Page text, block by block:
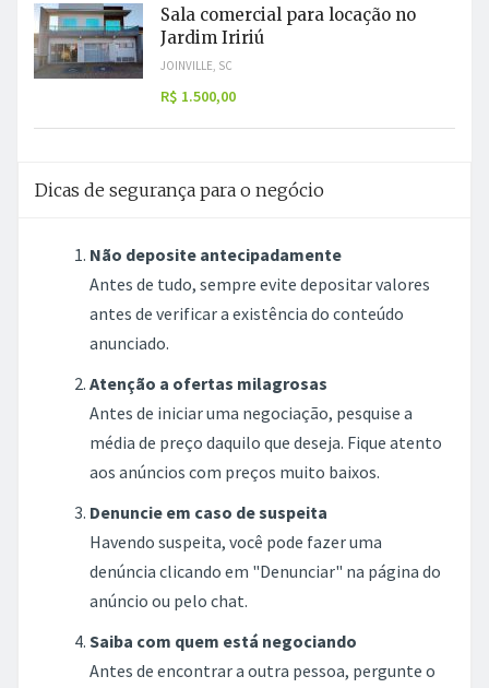
Sala comercial para locação no
Jardim Iririú
JOINVILLE, SC
R$ 1.500,00
Dicas de segurança para o negócio
Não deposite antecipadamente
Antes de tudo, sempre evite depositar valores
antes de verificar a existência do conteúdo
anunciado.
Atenção a ofertas milagrosas
Antes de iniciar uma negociação, pesquise a
média de preço daquilo que deseja. Fique atento
aos anúncios com preços muito baixos.
Denuncie em caso de suspeita
Havendo suspeita, você pode fazer uma
denúncia clicando em "Denunciar" na página do
anúncio ou pelo chat.
Saiba com quem está negociando
Antes de encontrar a outra pessoa, pergunte o